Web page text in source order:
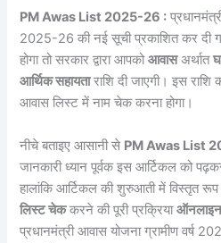
PM Awas List 2025-26 :
2025-26 की नई सूची प्रकाशित कर दी
होगा तो सरकार द्वारा आपकोआवासअर्थात
आर्थिक सहायताराशि दी जाएगी। इस
आवास लिस्ट में नाम चेक करना होगा।
नीचे बताइए आसानी से PM Awas List
जानकारी ध्यान पूर्वक इस आर्टिकल को
हालांकि आर्टिकल की शुरुआती में विस्तृत
लिस्ट चेककरने की पूरी प्रक्रिया
प्रधानमंत्री आवास योजना ग्रामीण वर्ष